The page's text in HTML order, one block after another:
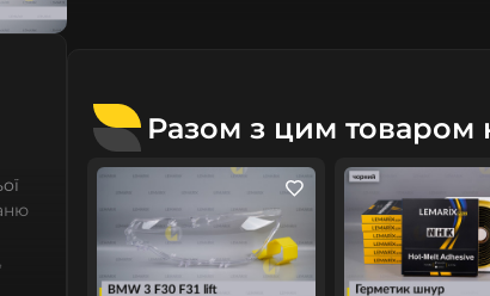
Покоління
Рік випуску
Рестайлінг/
Дорестайлінг
Нове
Разом з цим товаром